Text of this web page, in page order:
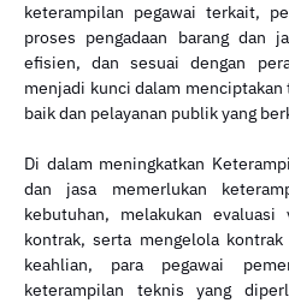
keterampilan pegawai terkait,
proses pengadaan barang dan
efisien, dan sesuai dengan
menjadi kunci dalam
baik dan pelayanan publik yang
Di dalam meningkatkan
dan jasa memerlukan
kebutuhan, melakukan evaluasi
kontrak, serta mengelola
keahlian, para pegawai
keterampilan teknis yang